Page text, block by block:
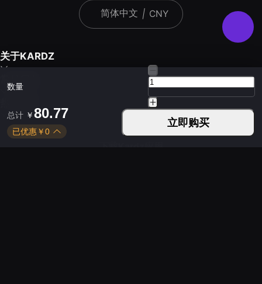
数量
总计 ￥80.77
已优惠￥0
立即购买
简体中文 | CNY
关于KARDZ
下载Kardz应用